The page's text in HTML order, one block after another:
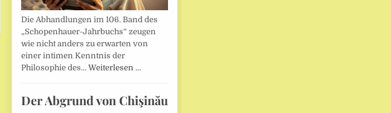
Die Abhandlungen im 106. Band des
„Schopenhauer-Jahrbuchs“ zeugen
wie nicht anders zu erwarten von
einer intimen Kenntnis der
Philosophie des… Weiterlesen …
Der Abgrund von Chişinău